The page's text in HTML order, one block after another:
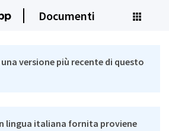
Documenti
versione più recente di questo
lingua italiana fornita proviene